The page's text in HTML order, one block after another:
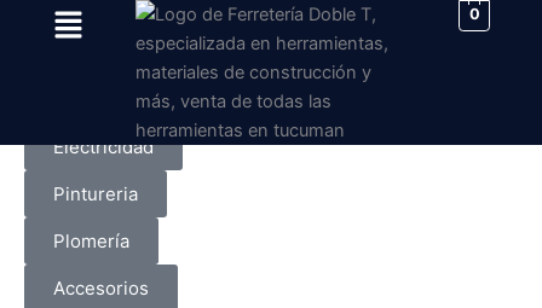
Menu 0
Ferreteria
Electricidad
Pintureria
Plomería
Accesorios